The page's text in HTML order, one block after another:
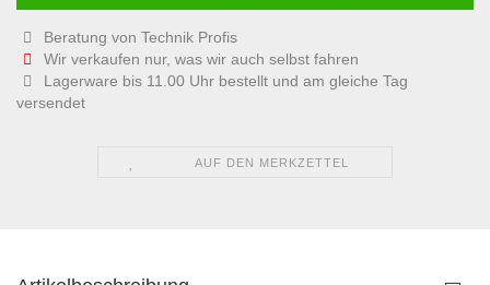
Beratung von Technik Profis
Wir verkaufen nur, was wir auch selbst fahren
Lagerware bis 11.00 Uhr bestellt und am gleiche Tag
versendet
AUF DEN MERKZETTEL